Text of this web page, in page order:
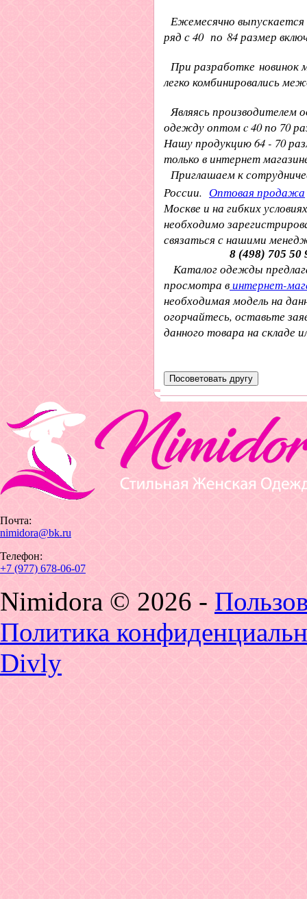
Ежемесячно выпускается
ряд с 40 по 84 размер
При разработке
легко комбинировались
Являясь
одежду оптом c 40 по 70
Нашу продукцию 64 - 70
только в интернет
Приглашаем к
России. Оптовая продажа
Москве и на гибких
необходимо
связаться с нашими
8 (498) 705
Каталог одежды
просмотра винтернет-
необходимая модель на
огорчайтесь, оставьте
данного товара на складе
Почта:
nimidora@bk.ru
Телефон:
+7 (977) 678-06-07
Nimidora © 2026 -
Политика
Divly